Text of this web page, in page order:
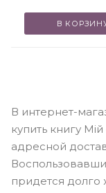
В
В интернет-
купить книгу
адресной
придется долго